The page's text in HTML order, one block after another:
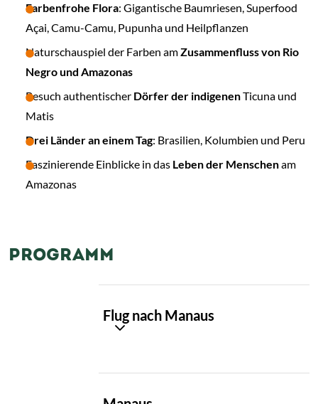
Farbenfrohe Flora: Gigantische Baumriesen, Superfood
Açai, Camu-Camu, Pupunha und Heilpflanzen
Naturschauspiel der Farben amZusammenfluss von Rio
Negro und Amazonas
Besuch authentischer Dörfer der indigenenTicuna und
Matis
Drei Länder an einem Tag: Brasilien, Kolumbien und Peru
Faszinierende Einblicke in das Leben der Menschenam
Amazonas
PROGRAMM
Flug nach Manaus